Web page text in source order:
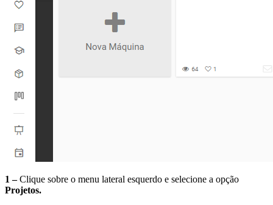
1 –Clique sobre o menu lateral esquerdo e selecione a opção
Projetos.